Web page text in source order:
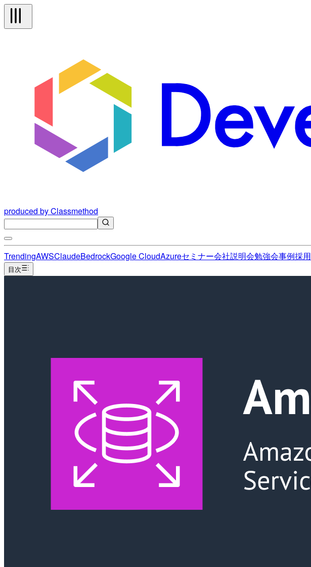
produced by Classmethod
TrendingAWSClaudeBedrockGoogle CloudAzureセミナー会社説明会勉強会事例採用
目次